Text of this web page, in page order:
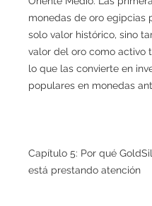
monedas de oro egipcias
solo valor histórico, sino
valor del oro como activo
lo que las convierte en
populares en monedas
Capítulo 5: Por qué
está prestando atención